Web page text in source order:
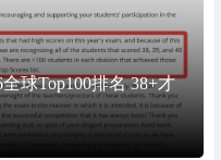
球Top100排名 38+才